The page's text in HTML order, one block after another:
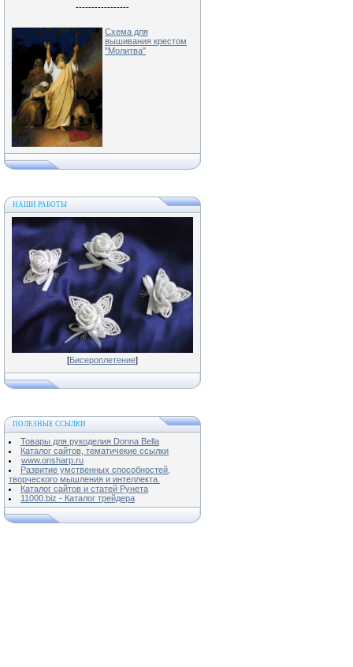
-----------------
Схема для
вышивания крестом
"Молитва"
НАШИ РАБОТЫ
[Бисероплетение]
ПОЛЕЗНЫЕ ССЫЛКИ
Товары для рукоделия Donna Bella
Каталог сайтов, тематичекие ссылки
www.onsharp.ru
Развитие умственных способностей,
творческого мышления и интеллекта.
Каталог сайтов и статей Рунета
11000.biz - Каталог трейдера